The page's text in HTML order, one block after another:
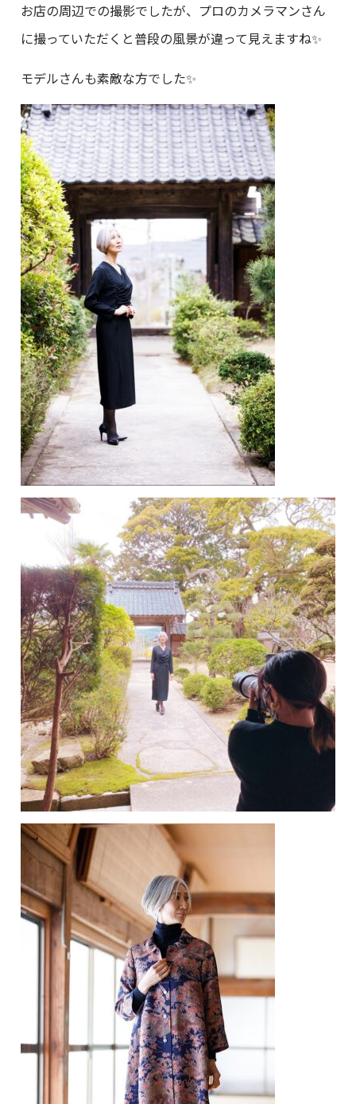
お店の周辺での撮影でしたが、プロのカメラマンさん
に撮っていただくと普段の風景が違って見えますね✨
モデルさんも素敵な方でした✨